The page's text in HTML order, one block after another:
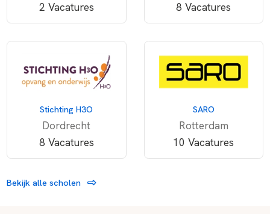
2 Vacatures
8 Vacatures
Stichting H3O
Dordrecht
8 Vacatures
SARO
Rotterdam
10 Vacatures
Bekijk alle scholen